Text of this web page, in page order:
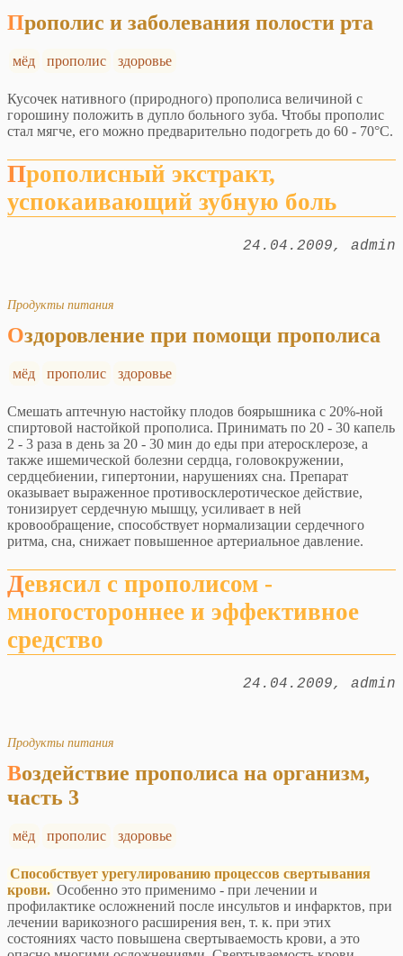
Прополис и заболевания полости рта
мёд прополис здоровье
Кусочек нативного (природного) прополиса величиной с
горошину положить в дупло больного зуба. Чтобы прополис
стал мягче, его можно предварительно подогреть до 60 - 70°С.
Прополисный экстракт,
успокаивающий зубную боль
24.04.2009 admin
Продукты питания
Оздоровление при помощи прополиса
мёд прополис здоровье
Смешать аптечную настойку плодов боярышника с 20%-ной
спиртовой настойкой прополиса. Принимать по 20 - 30 капель
2 - 3 раза в день за 20 - 30 мин до еды при атеросклерозе, а
также ишемической болезни сердца, головокружении,
сердцебиении, гипертонии, нарушениях сна. Препарат
оказывает выраженное противосклеротическое действие,
тонизирует сердечную мышцу, усиливает в ней
кровообращение, способствует нормализации сердечного
ритма, сна, снижает повышенное артериальное давление.
Девясил с прополисом -
многостороннее и эффективное
средство
24.04.2009 admin
Продукты питания
Воздействие прополиса на организм,
часть 3
мёд прополис здоровье
Способствует урегулированию процессов свертывания
крови. Особенно это применимо - при лечении и
профилактике осложнений после инсультов и инфарктов, при
лечении варикозного расширения вен, т. к. при этих
состояниях часто повышена свертываемость крови, а это